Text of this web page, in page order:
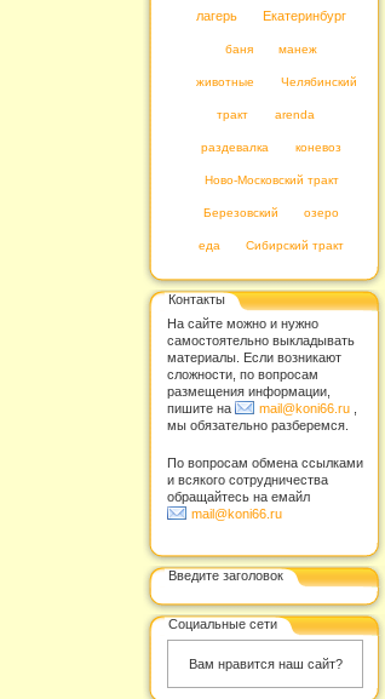
лагерь Екатеринбург
баня манеж
животные Челябинский
тракт arenda
раздевалка коневоз
Ново-Московский тракт
Березовский озеро
еда Сибирский тракт
Контакты
На сайте можно и нужно
самостоятельно выкладывать
материалы. Если возникают
сложности, по вопросам
размещения информации,
пишите на
mail@koni66.ru
мы обязательно разберемся.
По вопросам обмена ссылками
и всякого сотрудничества
обращайтесь на емайл
mail@koni66.ru
Введите заголовок
Социальные сети
Вам нравится наш сайт?